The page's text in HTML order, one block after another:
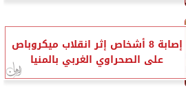
إصابة 8 أشخاص إثر انقلاب ميكروباص
على الصحراوي الغربي بالمنيا